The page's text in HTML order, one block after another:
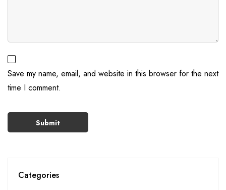
Save my name, email, and website in this browser for the next
time I comment.
Categories